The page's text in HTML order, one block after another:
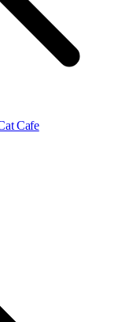
Cafe